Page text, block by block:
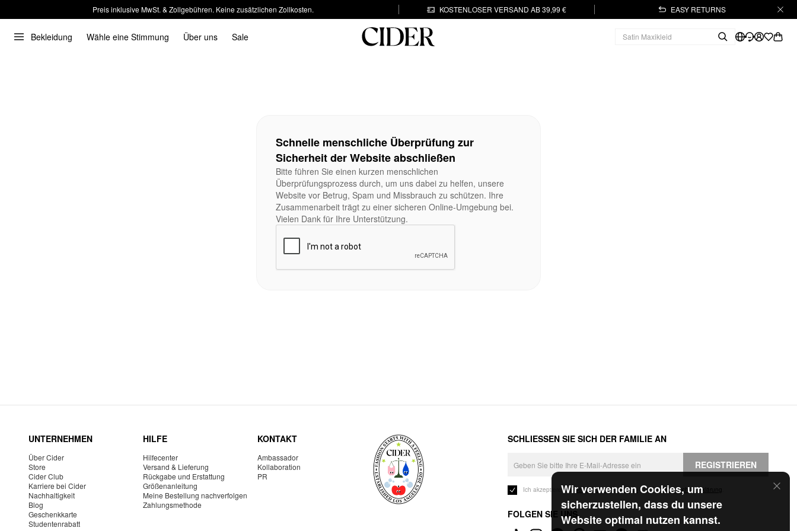
Preis inklusive MwSt. & Zollgebühren. Keine zusätzlichen Zollkosten. KOSTENLOSER VERSAND AB 39,99 € EASY RETURNS
Bekleidung Wähle eine Stimmung Über uns Sale
Wir verwenden Cookies, um
sicherzustellen, dass du unsere
Website optimal nutzen kannst.
Schnelle menschliche Überprüfung zur
Sicherheit der Website abschließen
Bitte führen Sie einen kurzen menschlichen
Überprüfungsprozess durch, um uns dabei zu helfen, unsere
Website vor Betrug, Spam und Missbrauch zu schützen. Ihre
Zusammenarbeit trägt zu einer sicheren Online-Umgebung bei.
Vielen Dank für Ihre Unterstützung.
UNTERNEHMEN
Über Cider
Store
Cider Club
Karriere bei Cider
Nachhaltigkeit
Blog
Geschenkkarte
Studentenrabatt
HILFE
Hilfecenter
Versand & Lieferung
Rückgabe und Erstattung
Größenanleitung
Meine Bestellung nachverfolgen
Zahlungsmethode
KONTAKT
Ambassador
Kollaboration
PR
SCHLIESSEN SIE SICH DER FAMILIE AN
REGISTRIEREN
Ich akzeptiere dieGeschäftsbedingungen und die Datenschutzerklärung
FOLGEN SIE UNS